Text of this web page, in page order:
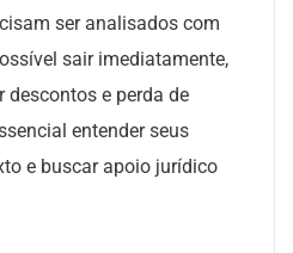
ser analisados com
sair imediatamente,
descontos e perda de
entender seus
e buscar apoio jurídico